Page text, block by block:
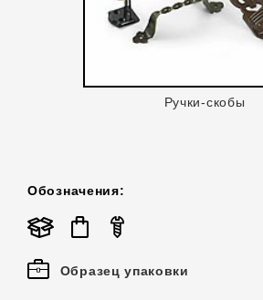
Ручки-скобы
Обозначения:
Образец упаковки